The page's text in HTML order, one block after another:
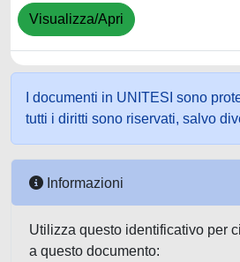
Visualizza/Apri
I documenti in UNITESI sono
tutti i diritti sono riservati, salvo
Informazioni
Utilizza questo identificativo per
a questo documento: